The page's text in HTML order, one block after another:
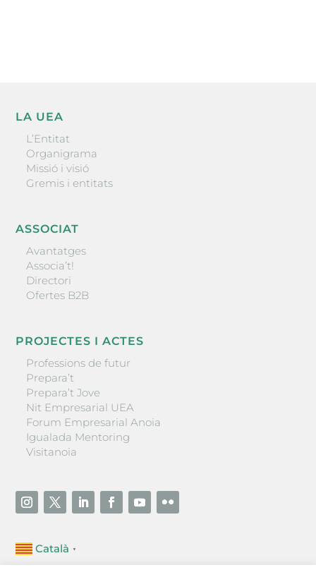
LA UEA
L’Entitat
Organigrama
Missió i visió
Gremis i entitats
ASSOCIAT
Avantatges
Associa’t!
Directori
Ofertes B2B
PROJECTES I ACTES
Professions de futur
Prepara’t
Prepara’t Jove
Nit Empresarial UEA
Forum Empresarial Anoia
Igualada Mentoring
Visitanoia
Català ▼